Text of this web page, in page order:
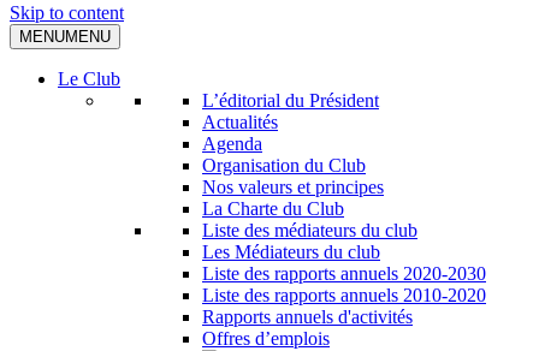
Skip to content
MENUMENU
Le Club
L’éditorial du Président
Actualités
Agenda
Organisation du Club
Nos valeurs et principes
La Charte du Club
Liste des médiateurs du club
Les Médiateurs du club
Liste des rapports annuels 2020-2030
Liste des rapports annuels 2010-2020
Rapports annuels d'activités
Offres d’emplois